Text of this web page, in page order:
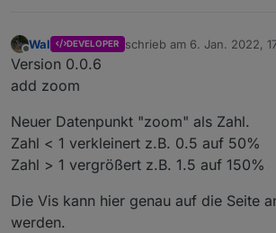
Offline
Wal DEVELOPER schrieb am 6. Jan. 2022,
zuletzt editiert von
Version 0.0.6
add zoom
Neuer Datenpunkt "zoom" als Zahl.
Zahl < 1 verkleinert z.B. 0.5 auf 50%
Zahl > 1 vergrößert z.B. 1.5 auf 150%
Die Vis kann hier genau auf die Seite
werden.